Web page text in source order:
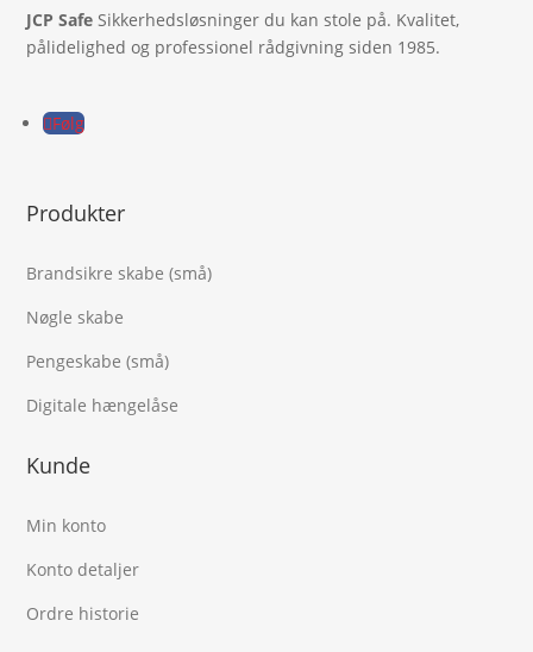
JCP Safe Sikkerhedsløsninger du kan stole på. Kvalitet,
pålidelighed og professionel rådgivning siden 1985.
Følg
Produkter
Brandsikre skabe (små)
Nøgle skabe
Pengeskabe (små)
Digitale hængelåse
Kunde
Min konto
Konto detaljer
Ordre historie